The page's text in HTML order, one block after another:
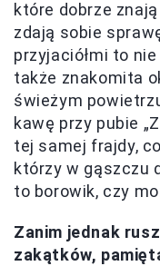
które dobrze
zdają sobie
przyjaciółmi to
także znakomita
świeżym
kawę przy pubie
tej samej frajdy,
którzy w gąszczu
to borowik, czy
Zanim jednak
zakątków,